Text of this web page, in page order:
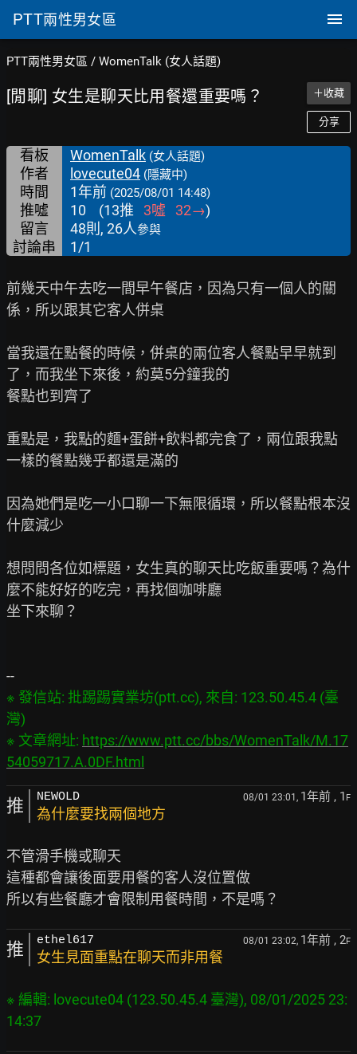
PTT兩性男女區
PTT兩性男女區 / WomenTalk (女人話題)
[閒聊] 女生是聊天比用餐還重要嗎？ ＋收藏
分享
看板 WomenTalk (女人話題)
作者 lovecute04 (隱藏中)
時間 1年前 (2025/08/01 14:48)
推噓 10 (13推 3噓 32→)
留言
48則, 26人參與
討論串 1/1
前幾天中午去吃一間早午餐店，因為只有一個人的關
係，所以跟其它客人併桌
當我還在點餐的時候，併桌的兩位客人餐點早早就到
了，而我坐下來後，約莫5分鐘我的
餐點也到齊了
重點是，我點的麵+蛋餅+飲料都完食了，兩位跟我點
一樣的餐點幾乎都還是滿的
因為她們是吃一小口聊一下無限循環，所以餐點根本沒
什麼減少
想問問各位如標題，女生真的聊天比吃飯重要嗎？為什
麼不能好好的吃完，再找個咖啡廳
坐下來聊？
※ 發信站: 批踢踢實業坊(ptt.cc), 來自: 123.50.45.4 (臺
灣)
※ 文章網址: https://www.ptt.cc/bbs/WomenTalk/M.17
54059717.A.0DF.html
推 NEWOLD 08/01 23:01, 1年前 , 1 F
為什麼要找兩個地方
不管滑手機或聊天
這種都會讓後面要用餐的客人沒位置做
推 ethel617 08/01 23:02, 1年前 , 2F
女生見面重點在聊天而非用餐
※ 編輯: lovecute04 (123.50.45.4 臺灣), 08/01/2025 23: